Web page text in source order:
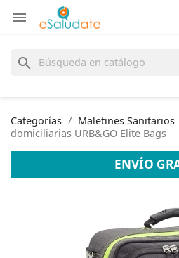

search
Categorías Maletines Sanitarios
domiciliarias URB&GO Elite Bags
ENVÍO